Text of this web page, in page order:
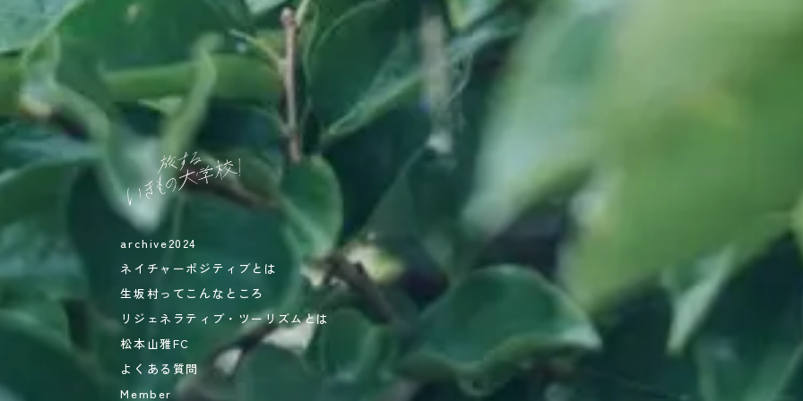
archive2024
ネイチャーポジティブとは
生坂村ってこんなところ
リジェネラティブ・ツーリズムとは
松本山雅FC
よくある質問
Member